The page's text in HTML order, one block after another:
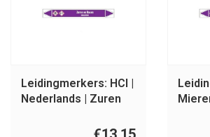
Leidingmerkers: HCl |
Nederlands | Zuren